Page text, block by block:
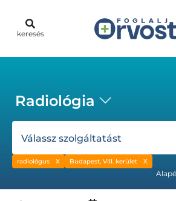
keresés
Radiológia
Válassz szolgáltatást
radiológus Budapest, VIII. kerület